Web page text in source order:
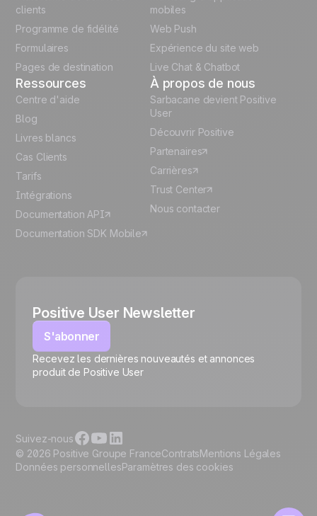
🍪
Gérer les cookies
Italian
clients
Programme de fidélité
Formulaires
Pages de destination
mobiles
Web Push
Expérience du site web
Live Chat & Chatbot
Ressources
Centre d'aide
Blog
Livres blancs
Cas Clients
Tarifs
Intégrations
Documentation API
Documentation SDK Mobile
À propos de nous
Sarbacane devient Positive
User
Découvrir Positive
Partenaires
Carrières
Trust Center
Nous contacter
Positive User Newsletter
S'abonner
Recevez les dernières nouveautés et annonces
produit de Positive User
© 2026 Positive Groupe FranceContratsMentions Légales
Données personnellesParamètres des cookies
Suivez-nous